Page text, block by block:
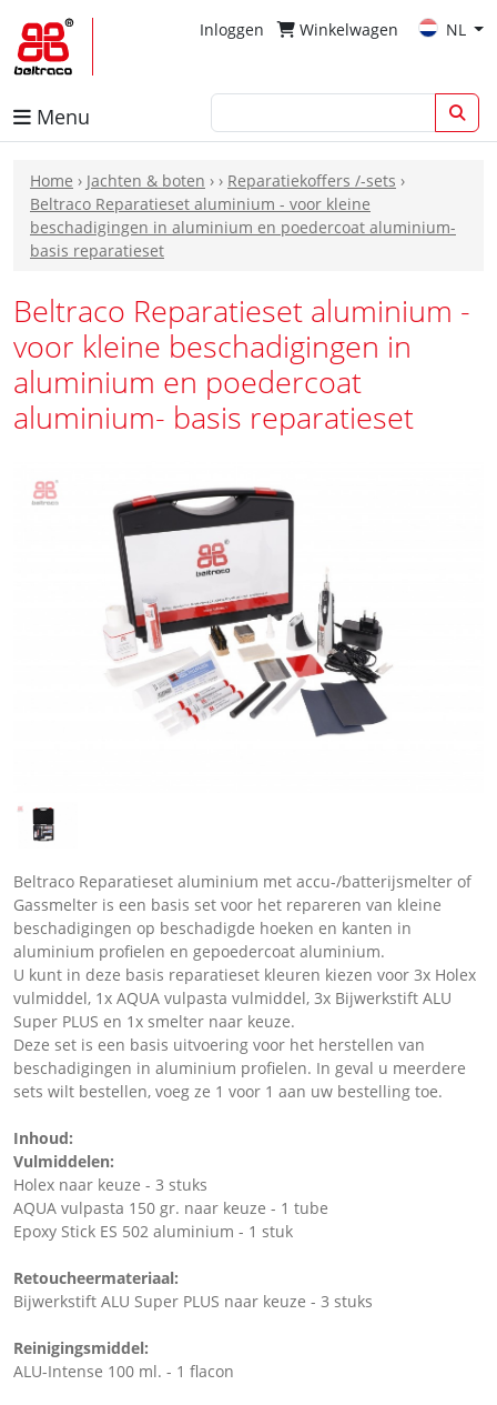
Inloggen Winkelwagen NL
Menu
Home › Jachten & boten › › Reparatiekoffers /-sets ›
Beltraco Reparatieset aluminium - voor kleine
beschadigingen in aluminium en poedercoat aluminium-
basis reparatieset
Beltraco Reparatieset aluminium -
voor kleine beschadigingen in
aluminium en poedercoat
aluminium- basis reparatieset
Beltraco Reparatieset aluminium met accu-/batterijsmelter of
Gassmelter is een basis set voor het repareren van kleine
beschadigingen op beschadigde hoeken en kanten in
aluminium profielen en gepoedercoat aluminium.
U kunt in deze basis reparatieset kleuren kiezen voor 3x Holex
vulmiddel, 1x AQUA vulpasta vulmiddel, 3x Bijwerkstift ALU
Super PLUS en 1x smelter naar keuze.
Deze set is een basis uitvoering voor het herstellen van
beschadigingen in aluminium profielen. In geval u meerdere
sets wilt bestellen, voeg ze 1 voor 1 aan uw bestelling toe.
Inhoud:
Vulmiddelen:
Holex naar keuze - 3 stuks
AQUA vulpasta 150 gr. naar keuze - 1 tube
Epoxy Stick ES 502 aluminium - 1 stuk
Retoucheermateriaal:
Bijwerkstift ALU Super PLUS naar keuze - 3 stuks
Reinigingsmiddel:
ALU-Intense 100 ml. - 1 flacon